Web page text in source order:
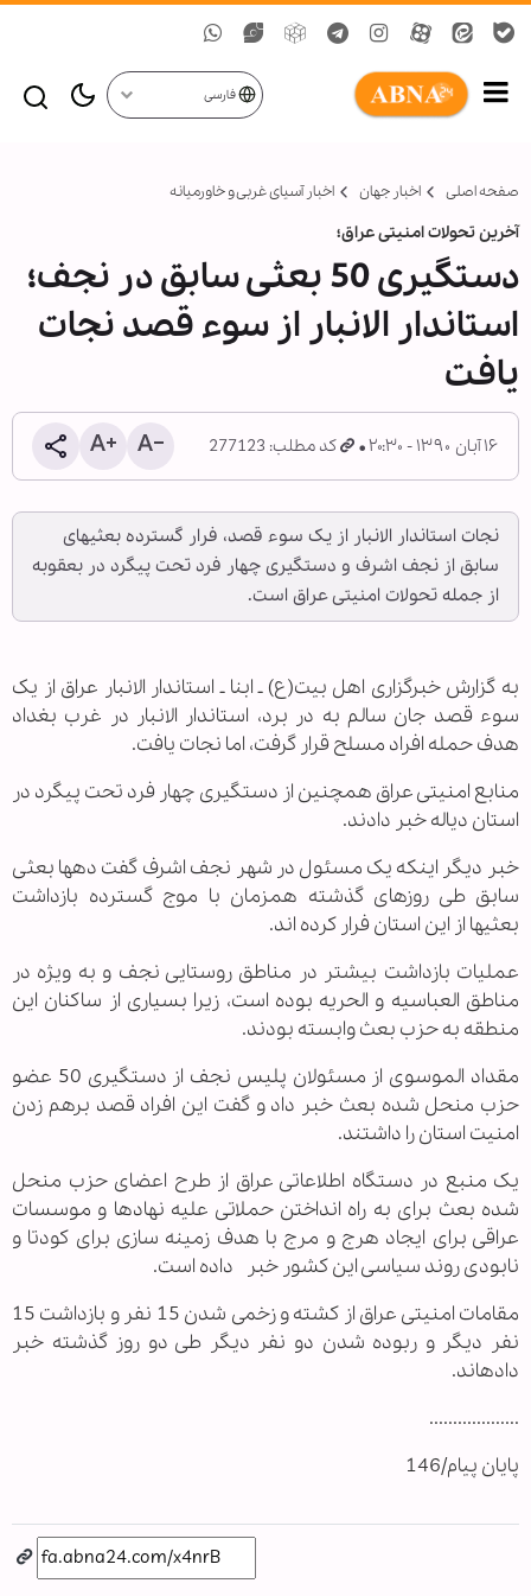
فارسی
صفحه اصلی اخبار جهان اخبار آسیای غربی و خاورمیانه
آخرین تحولات امنیتی عراق؛
دستگیری 50 بعثی سابق در نجف؛
استاندار الانبار از سوء قصد نجات
یافت
۱۶ آبان ۱۳۹۰ - ۲۰:۳۰ کد مطلب: 277123
نجات استاندار الانبار از یک سوء قصد، فرار گسترده بعثی‏های
سابق از نجف اشرف و دستگیری چهار فرد تحت پیگرد در بعقوبه
از جمله تحولات امنیتی عراق است.
به گزارش خبرگزاری اهل بیت(ع) ـ ابنا ـ استاندار الانبار عراق از یک
سوء قصد جان سالم به در برد، استاندار الانبار در غرب بغداد
هدف حمله افراد مسلح قرار گرفت، اما نجات یافت.
منابع امنیتی عراق همچنین از دستگیری چهار فرد تحت پیگرد در
استان دیاله خبر دادند.
خبر دیگر اینکه یک مسئول در شهر نجف اشرف گفت دهها بعثی
سابق طی روزهای گذشته همزمان با موج گسترده بازداشت
بعثی‏ها از این استان فرار کرده اند.
عملیات بازداشت بیشتر در مناطق روستایی نجف و به ویژه در
مناطق العباسیه و الحریه بوده است، زیرا بسیاری از ساکنان این
منطقه به حزب بعث وابسته بودند.
مقداد الموسوی از مسئولان پلیس نجف از دستگیری 50 عضو
حزب منحل شده بعث خبر داد و گفت این افراد قصد برهم زدن
امنیت استان را داشتند.
یک منبع در دستگاه اطلاعاتی عراق از طرح اعضای حزب منحل
شده بعث برای به راه انداختن حملاتی علیه نهادها و موسسات
عراقی برای ایجاد هرج و مرج با هدف زمینه سازی برای کودتا و
نابودی روند سیاسی این کشور خبر داده است.
مقامات امنیتی عراق از کشته و زخمی شدن 15 نفر و بازداشت 15
نفر دیگر و ربوده شدن دو نفر دیگر طی دو روز گذشته خبر
داده‏اند.
...................
پایان پیام/146